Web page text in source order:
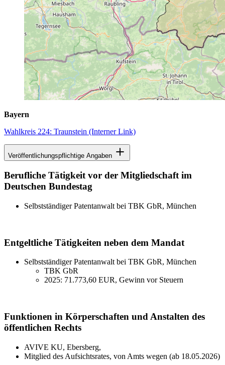
Bayern
Wahlkreis 224: Traunstein (Interner Link)
Veröffentlichungspflichtige Angaben
Berufliche Tätigkeit vor der Mitgliedschaft im
Deutschen Bundestag
Selbstständiger Patentanwalt bei TBK GbR, München
Entgeltliche Tätigkeiten neben dem Mandat
Selbstständiger Patentanwalt bei TBK GbR, München
TBK GbR
2025: 71.773,60 EUR, Gewinn vor Steuern
Funktionen in Körperschaften und Anstalten des
öffentlichen Rechts
AVIVE KU, Ebersberg,
Mitglied des Aufsichtsrates, von Amts wegen (ab 18.05.2026)